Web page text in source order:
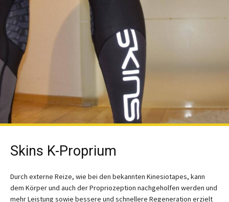
Skins K-Proprium
Durch externe Reize, wie bei den bekannten Kinesiotapes, kann
dem Körper und auch der Propriozeption nachgeholfen werden und
mehr Leistung sowie bessere und schnellere Regeneration erzielt